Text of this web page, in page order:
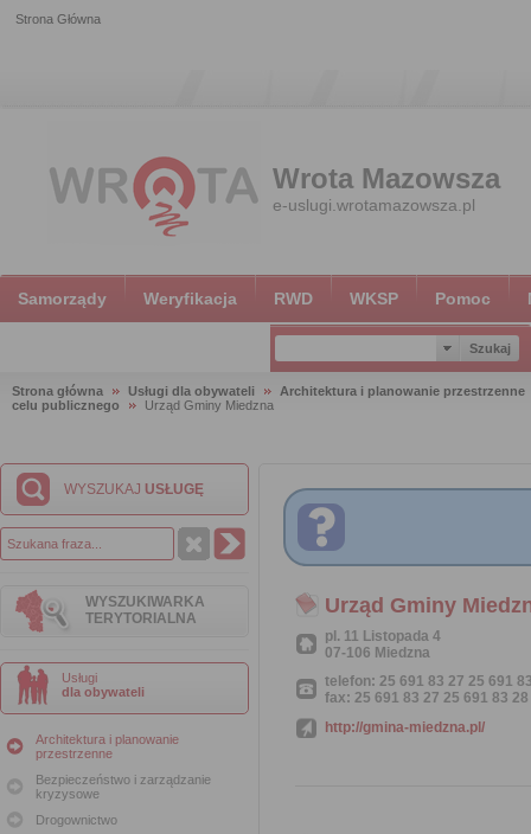
Strona Główna
Wrota Mazowsza
e-uslugi.wrotamazowsza.pl
Samorządy Weryfikacja RWD WKSP Pomoc
Strona główna Usługi dla obywateli
Architektura i planowanie przestrzenne
celu publicznego
Urząd Gminy Miedzna
WYSZUKAJ USŁUGĘ
WYSZUKIWARKA
TERYTORIALNA
Usługi
dla obywateli
Architektura i planowanie
przestrzenne
Bezpieczeństwo i zarządzanie
kryzysowe
Drogownictwo
Urząd Gminy
pl. 11 Listopada 4
07-106 Miedzna
telefon: 25 691 83 27 25 691
fax: 25 691 83 27 25 691 83 28
http://gmina-miedzna.pl/